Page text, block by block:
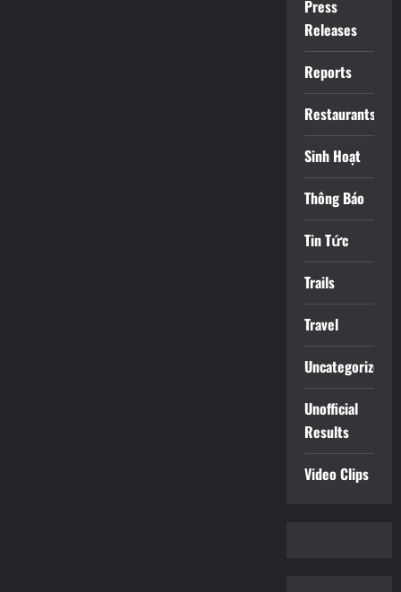
Press
Releases
Reports
Restaurants
Sinh Hoạt
Thông Báo
Tin Tức
Trails
Travel
Uncategorized
Unofficial
Results
Video Clips